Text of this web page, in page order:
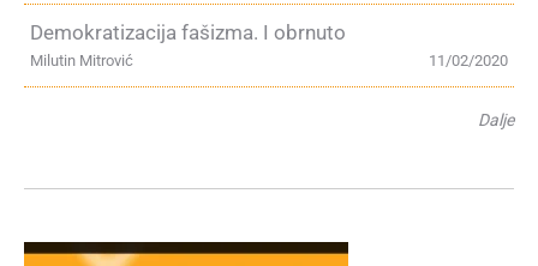
Demokratizacija fašizma. I obrnuto
11/02/2020
Milutin Mitrović
Dalje